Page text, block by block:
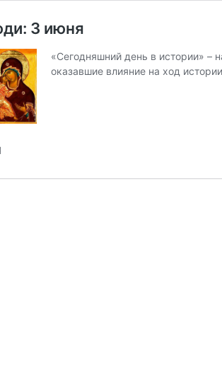
3 июня
«Сегодняшний день в истории»
оказавшие влияние на ход